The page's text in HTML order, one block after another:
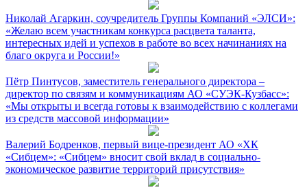
Николай Агаркин, соучредитель Группы Компаний «ЭЛСИ»:
«Желаю всем участникам конкурса расцвета таланта,
интересных идей и успехов в работе во всех начинаниях на
благо округа и России!»
Пётр Пинтусов, заместитель генерального директора –
директор по связям и коммуникациям АО «СУЭК-Кузбасс»:
«Мы открыты и всегда готовы к взаимодействию с коллегами
из средств массовой информации»
Валерий Бодренков, первый вице-президент АО «ХК
«Сибцем»: «Сибцем» вносит свой вклад в социально-
экономическое развитие территорий присутствия»